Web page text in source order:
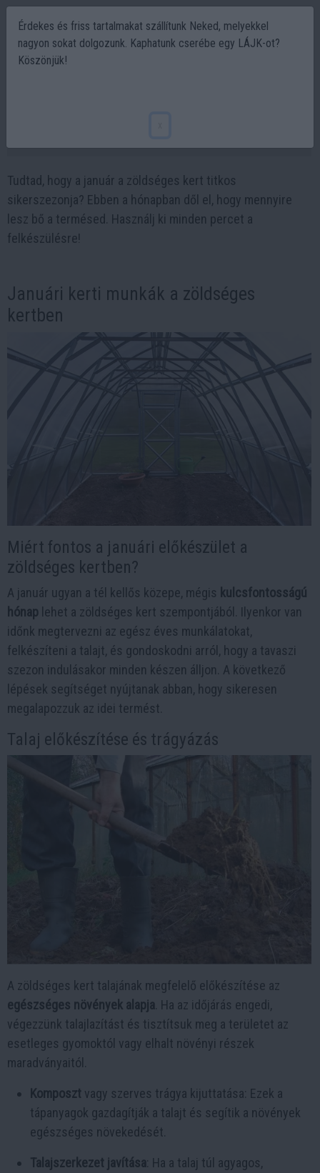
Tudtad, hogy a január a zöldséges kert titkos
sikerszezonja? Ebben a hónapban dől el, hogy mennyire
lesz bő a termésed. Használj ki minden percet a
felkészülésre!
Januári kerti munkák a zöldséges
kertben
Miért fontos a januári előkészület a
zöldséges kertben?
A január ugyan a tél kellős közepe, mégis kulcsfontosságú
hónap lehet a zöldséges kert szempontjából. Ilyenkor van
időnk megtervezni az egész éves munkálatokat,
felkészíteni a talajt, és gondoskodni arról, hogy a tavaszi
szezon indulásakor minden készen álljon. A következő
lépések segítséget nyújtanak abban, hogy sikeresen
megalapozzuk az idei termést.
Talaj előkészítése és trágyázás
A zöldséges kert talajának megfelelő előkészítése az
egészséges növények alapja . Ha az időjárás engedi,
végezzünk talajlazítást és tisztítsuk meg a területet az
esetleges gyomoktól vagy elhalt növényi részek
maradványaitól.
Komposzt vagy szerves trágya kijuttatása: Ezek a
tápanyagok gazdagítják a talajt és segítik a növények
egészséges növekedését.
Talajszerkezet javítása : Ha a talaj túl agyagos,
Érdekes és friss tartalmakat szállítunk Neked, melyekkel
nagyon sokat dolgozunk. Kaphatunk cserébe egy LÁJK-ot?
Köszönjük!